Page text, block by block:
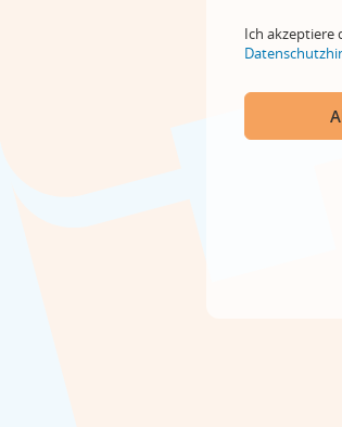
Ich akzeptiere